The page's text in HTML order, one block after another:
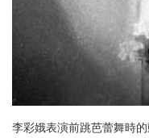
李彩娥表演前跳芭蕾舞時